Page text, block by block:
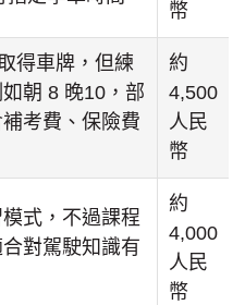
幣
得車牌，但練
朝 8 晚10，部
考費、保險費
約
4,500
人民
幣
式，不過課程
對駕駛知識有
約
4,000
人民
幣